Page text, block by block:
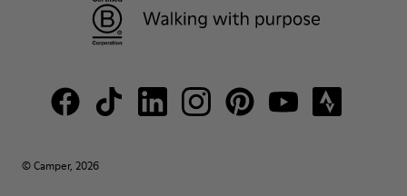
© Camper, 2026